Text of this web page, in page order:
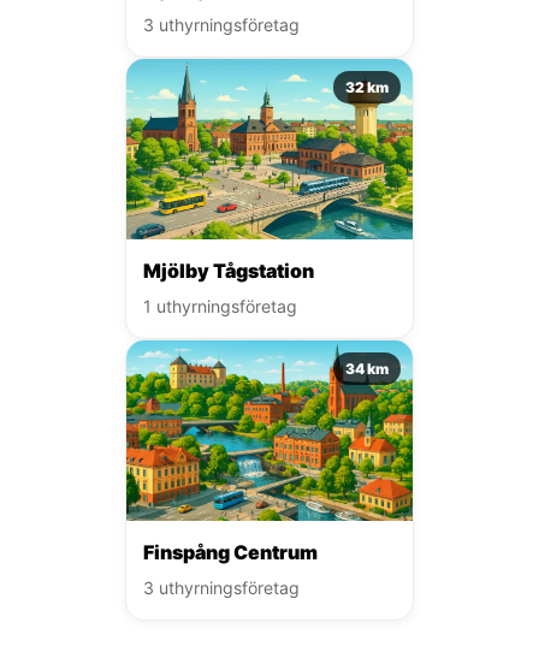
3 uthyrningsföretag
32 km
Mjölby Tågstation
1 uthyrningsföretag
34 km
Finspång Centrum
3 uthyrningsföretag